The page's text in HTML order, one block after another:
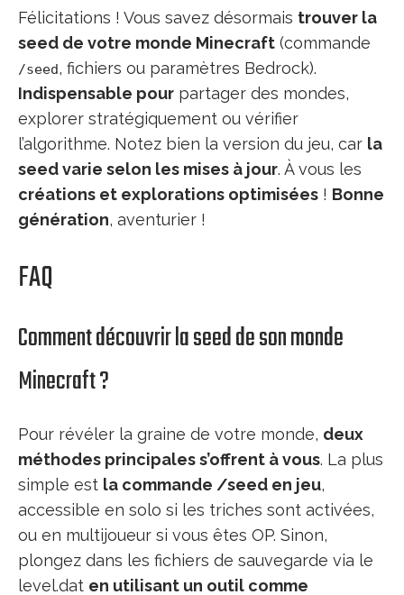
Félicitations ! Vous savez désormais trouver la
seed de votre monde Minecraft (commande
/seed, fichiers ou paramètres Bedrock).
Indispensable pour partager des mondes,
explorer stratégiquement ou vérifier
l’algorithme. Notez bien la version du jeu, car la
seed varie selon les mises à jour. À vous les
créations et explorations optimisées ! Bonne
génération, aventurier !
FAQ
Comment découvrir la seed de son monde
Minecraft ?
Pour révéler la graine de votre monde, deux
méthodes principales s’offrent à vous. La plus
simple est la commande /seed en jeu,
accessible en solo si les triches sont activées,
ou en multijoueur si vous êtes OP. Sinon,
plongez dans les fichiers de sauvegarde via le
level.dat en utilisant un outil comme